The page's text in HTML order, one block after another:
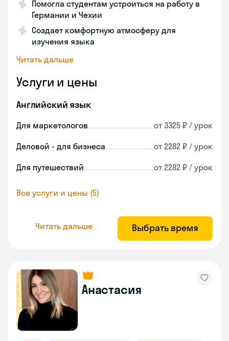
Помогла студентам устроиться на работу в
Германии и Чехии
Создает комфортную атмосферу для
изучения языка
Читать дальше
Услуги и цены
Английский язык
Для маркетологов от 3325 ₽ / урок
Деловой - для бизнеса от 2282 ₽ / урок
Для путешествий от 2282 ₽ / урок
Все услуги и цены (5)
Читать дальше Выбрать время
Анастасия